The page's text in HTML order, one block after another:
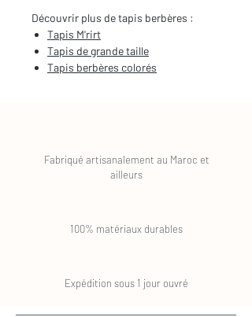
Découvrir plus de tapis berbères :
Tapis M'rirt
Tapis degrande taille
Tapis berbères colorés
Fabriqué artisanalement au Maroc et
ailleurs
100% matériaux durables
Expédition sous 1 jour ouvré